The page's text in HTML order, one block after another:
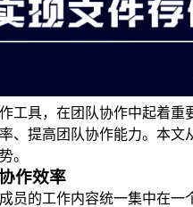
工具，在团队协作中起着重
、提高团队协作能力。本文
。
作效率
员的工作内容统一集中在